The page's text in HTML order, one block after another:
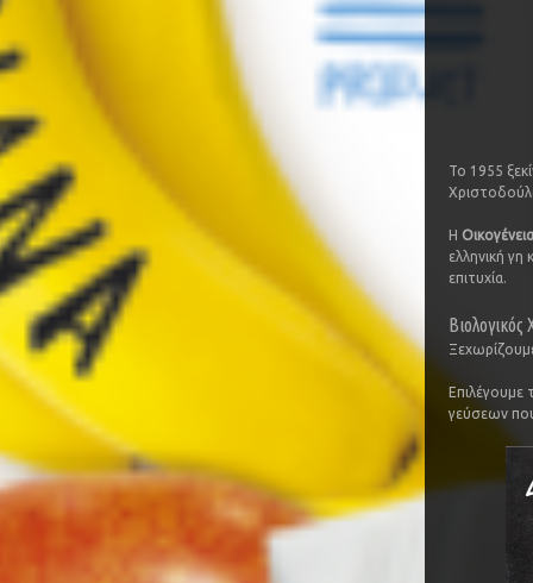
Το 1955
Η
ελληνική
επιτυχία.
Επιλέγουμε
γεύσεων που